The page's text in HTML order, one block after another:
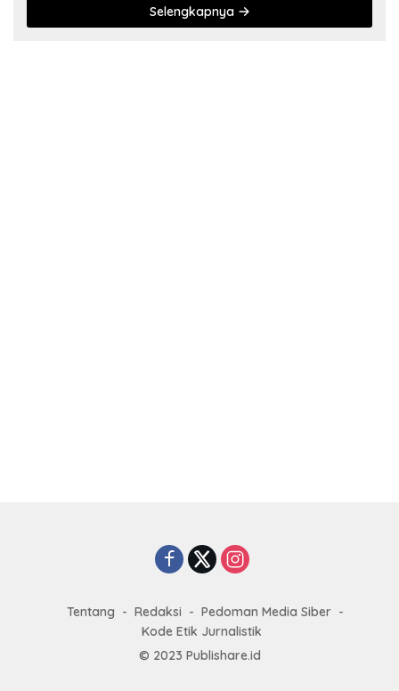
Selengkapnya
Tentang Redaksi
Pedoman Media Siber
Kode Etik Jurnalistik
© 2023 Publishare.id